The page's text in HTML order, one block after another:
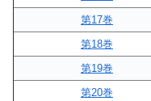
第17巻
第18巻
第19巻
第20巻